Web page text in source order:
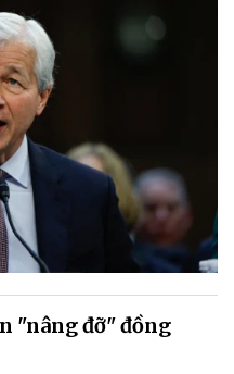
"nâng đỡ" đồng